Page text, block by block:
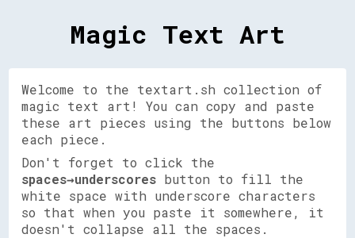
Magic Text Art
Welcome to the textart.sh collection of
magic text art! You can copy and paste
these art pieces using the buttons below
each piece.
Don't forget to click the
spaces→underscores button to fill the
white space with underscore characters
so that when you paste it somewhere, it
doesn't collapse all the spaces.